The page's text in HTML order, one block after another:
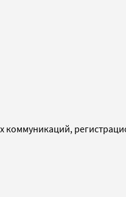
коммуникаций,